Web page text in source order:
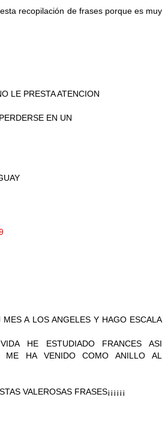
recopilación de frases porque es muy
LE PRESTA ATENCION
EN UN
MES A LOS ANGELES Y HAGO ESCALA
HE ESTUDIADO FRANCES ASI
ME HA VENIDO COMO ANILLO AL
VALEROSAS FRASES¡¡¡¡¡¡